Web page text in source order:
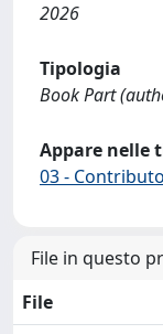
2026
Tipologia
Book Part
Appare nelle
03 -
File in questo
File